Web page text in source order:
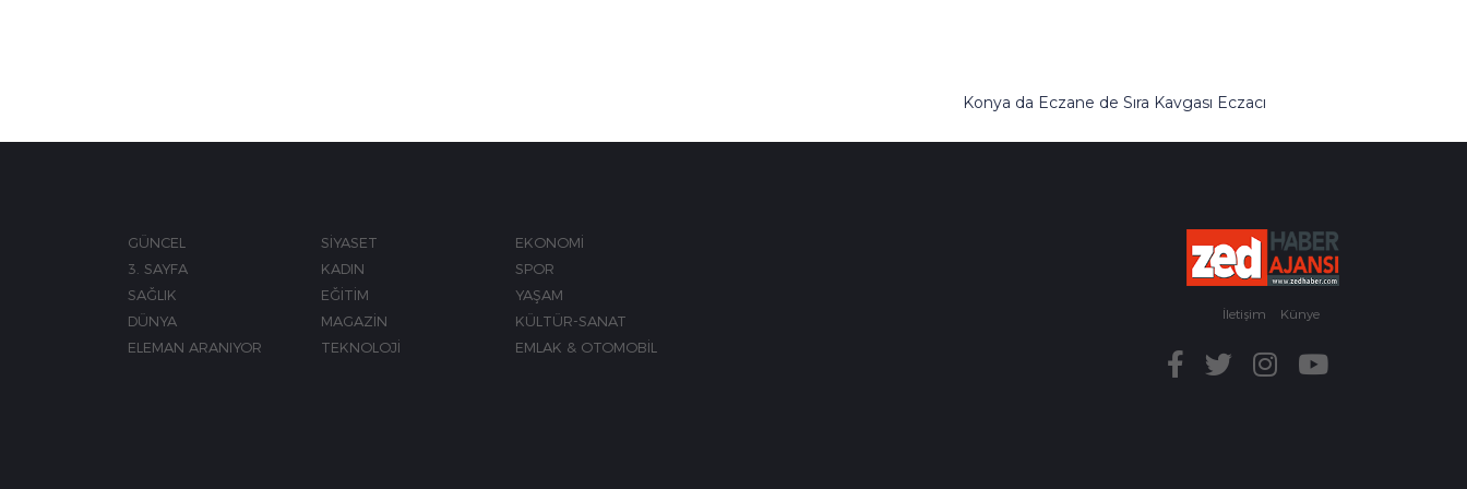
Konya da Eczane de Sıra Kavgası Eczacı
GÜNCEL SİYASET
EKONOMİ
3. SAYFA
KADIN
SPOR
SAĞLIK
EĞİTİM
YAŞAM
DÜNYA
MAGAZİN
KÜLTÜR-SANAT
ELEMAN ARANIYOR
TEKNOLOJİ EMLAK & OTOMOBİL
İletişim Künye